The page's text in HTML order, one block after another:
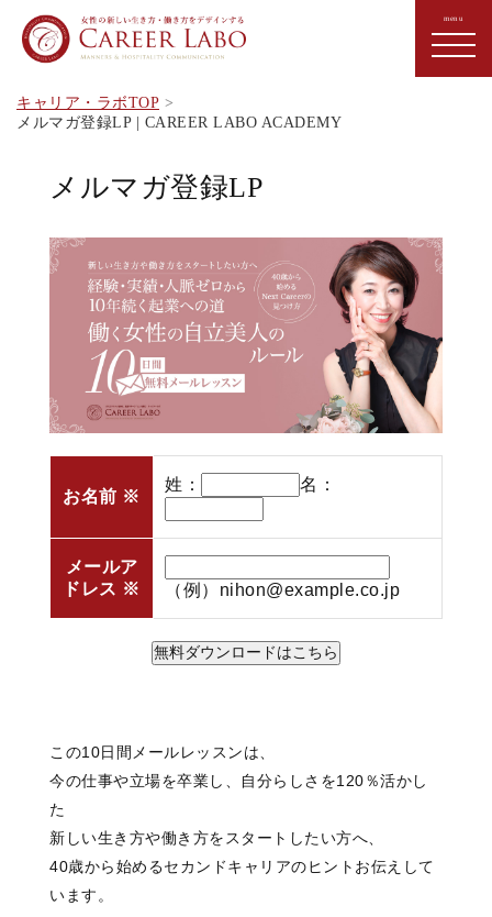
キャリア・ラボTOP
メルマガ登録LP | CAREER LABO ACADEMY
メルマガ登録LP
お名前 ※
姓： 名：
メールア
ドレス ※ （例）nihon@example.co.jp
この10日間メールレッスンは、
今の仕事や立場を卒業し、自分らしさを120％活かし
た
新しい生き方や働き方をスタートしたい方へ、
40歳から始めるセカンドキャリアのヒントお伝えして
います。